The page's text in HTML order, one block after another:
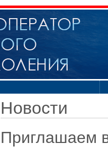
Новости
Приглашаем